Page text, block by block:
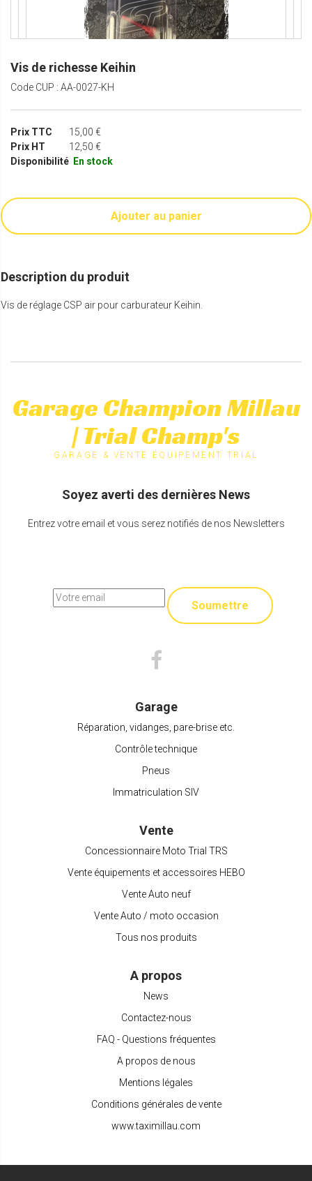
Vis de richesse Keihin
Code CUP : AA-0027-KH
Prix TTC
15,00 €
Prix HT
12,50 €
Disponibilité En stock
Ajouter au panier
Description du produit
Vis de réglage CSP air pour carburateur Keihin.
Garage Champion Millau
| Trial Champ's
GARAGE & VENTE ÉQUIPEMENT TRIAL
Soyez averti des dernières News
Entrez votre email et vous serez notifiés de nos Newsletters
Soumettre
Garage
Réparation, vidanges, pare-brise etc.
Contrôle technique
Pneus
Immatriculation SIV
Vente
Concessionnaire Moto Trial TRS
Vente équipements et accessoires HEBO
Vente Auto neuf
Vente Auto / moto occasion
Tous nos produits
A propos
News
Contactez-nous
FAQ - Questions fréquentes
A propos de nous
Mentions légales
Conditions générales de vente
www.taximillau.com